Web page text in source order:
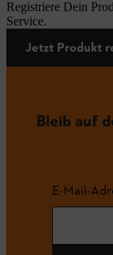
Registriere Dein
Service.
Jetzt Produkt
Bleib auf
E-Mail-